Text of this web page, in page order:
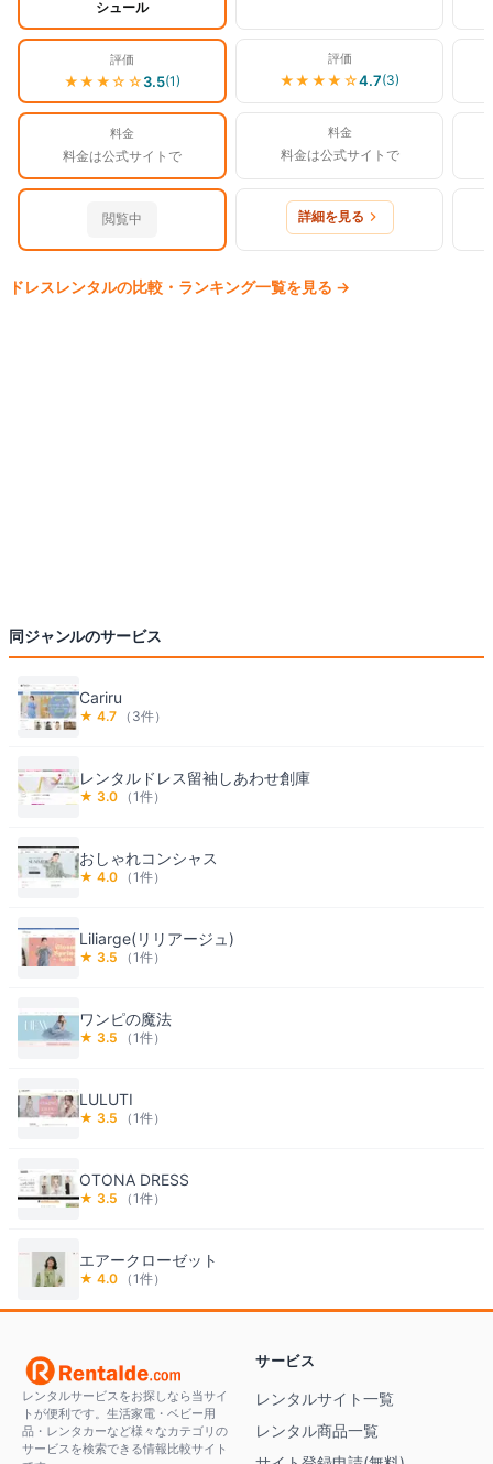
シュール
評価
★★★☆☆3.5(1)
評価
★★★★ ☆4.7(3)
料金
料金は公式サイトで
料金
料金は公式サイトで
閲覧中 詳細を見る
ドレスレンタルの比較・ランキング一覧を見る →
同ジャンルのサービス
Cariru
★ 4.7 （ 3件）
レンタルドレス留袖しあわせ創庫
★ 3.0 （1件）
おしゃれコンシャス
★ 4.0 （1件）
Liliarge(リリアージュ)
★ 3.5 （1件）
ワンピの魔法
★ 3.5 （1件）
LULUTI
★ 3.5 （1件）
OTONA DRESS
★ 3.5 （1件）
エアークローゼット
★ 4.0 （1件）
レンタルサービスをお探しなら当サイ
トが便利です。生活家電・ベビー用
品・レンタカーなど様々なカテゴリの
サービスを検索できる情報比較サイト
サービス
レンタルサイト一覧
レンタル商品一覧